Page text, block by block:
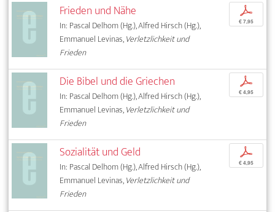
Frieden und Nähe
In: Pascal Delhom (Hg.), Alfred Hirsch (Hg.),
Emmanuel Levinas,Verletzlichkeit und
Frieden
p
€ 7,95
Die Bibel und die Griechen
In: Pascal Delhom (Hg.), Alfred Hirsch (Hg.),
Emmanuel Levinas,Verletzlichkeit und
Frieden
p
€ 4,95
Sozialität und Geld
In: Pascal Delhom (Hg.), Alfred Hirsch (Hg.),
Emmanuel Levinas,Verletzlichkeit und
Frieden
p
€ 4,95